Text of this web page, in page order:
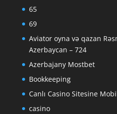
65
69
Aviator oyna və qazan
Azerbaycan – 724
Azerbajany Mostbet
Bookkeeping
Canlı Casino Sitesine
casino